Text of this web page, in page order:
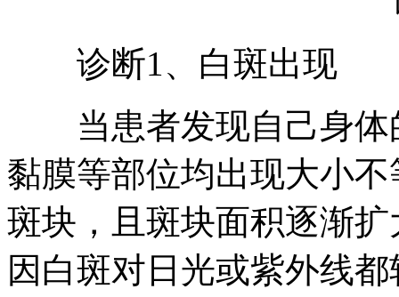
诊断1、白斑出现
当患者发现自己身体
黏膜等部位均出现大小
斑块，且斑块面积逐渐
因白斑对日光或紫外线